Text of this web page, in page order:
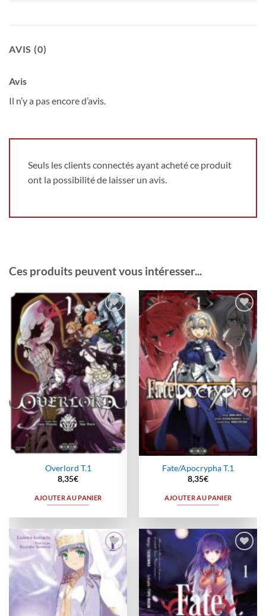
AVIS (0)
Avis
Il n’y a pas encore d’avis.
Seuls les clients connectés ayant acheté ce produit
ont la possibilité de laisser un avis.
Ces produits peuvent vous intéresser...
Ajouter
à la
wishlist
Overlord T.1
8,35€
AJOUTER AU PANIER
Ajouter
à la
wishlist
Fate/Apocrypha T.1
8,35€
AJOUTER AU PANIER
Ajouter
à la
wishlist
Ajouter
à la
wishlist